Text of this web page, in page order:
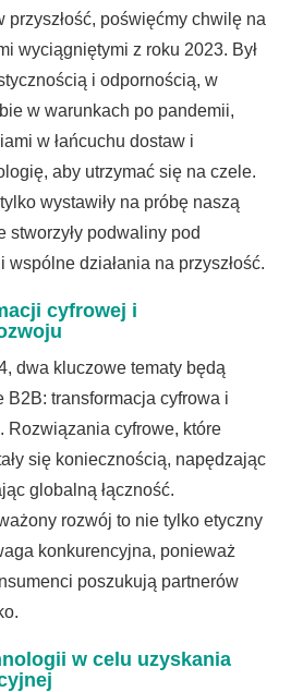
przyszłość, poświęćmy chwilę na
wyciągniętymi z roku 2023. Był
i odpornością, w
w warunkach po pandemii,
w łańcuchu dostaw i
aby utrzymać się na czele.
wystawiły na próbę naszą
stworzyły podwaliny pod
działania na przyszłość.
cyfrowej i
dwa kluczowe tematy będą
B2B: transformacja cyfrowa i
Rozwiązania cyfrowe, które
się koniecznością, napędzając
globalną łączność.
rozwój to nie tylko etyczny
konkurencyjna, ponieważ
poszukują partnerów
w celu uzyskania